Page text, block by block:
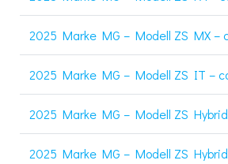
2025 Marke MG – Modell ZS MX –
2025 Marke MG – Modell ZS IT –
2025 Marke MG – Modell ZS
2025 Marke MG – Modell ZS